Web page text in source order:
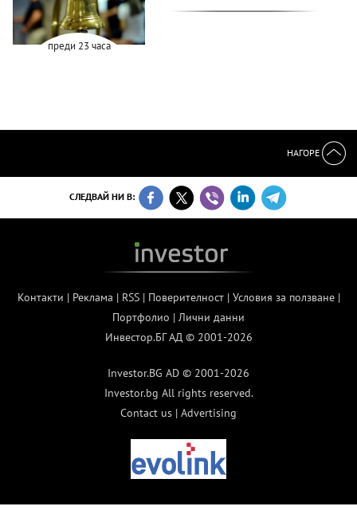
преди 23 часа
НАГОРЕ
СЛЕДВАЙ НИ В:
Контакти | Реклама | RSS| Поверителност| Условия за ползване|
Портфолио | Лични данни
Инвестор.БГ АД © 2001-2026
Investor.BG AD © 2001-2026
Investor.bg All rights reserved.
Contact us | Advertising